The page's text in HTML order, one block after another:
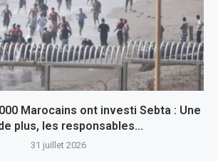
Marocains ont investi Sebta : Une
plus, les responsables...
31 juillet 2026